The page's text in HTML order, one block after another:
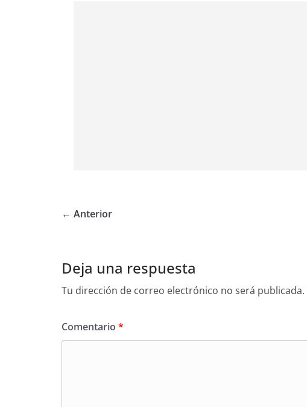
← Anterior
Deja una respuesta
Tu dirección de correo electrónico no será publicada.
Comentario *